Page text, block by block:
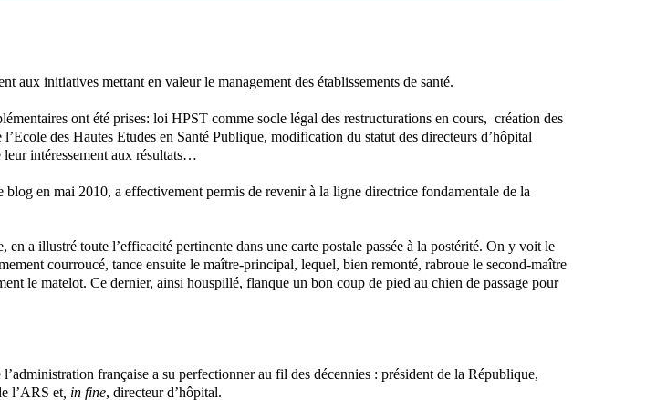
aux initiatives mettant en valeur le management des établissements de santé.
ont été prises: loi HPST comme socle légal des restructurations en cours, création des
des Hautes Etudes en Santé Publique, modification du statut des directeurs d’hôpital
intéressement aux résultats…
en mai 2010, a effectivement permis de revenir à la ligne directrice fondamentale de la
a illustré toute l’efficacité pertinente dans une carte postale passée à la postérité. On y voit le
courroucé, tance ensuite le maître-principal, lequel, bien remonté, rabroue le second-maître
le matelot. Ce dernier, ainsi houspillé, flanque un bon coup de pied au chien de passage pour
française a su perfectionner au fil des décennies : président de la République,
l’ARS et , in fine, directeur d’hôpital.